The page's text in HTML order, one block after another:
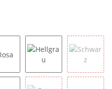
Rosa Hellgrau